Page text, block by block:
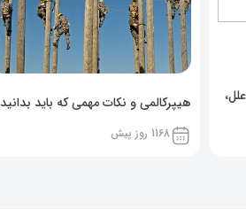
هیپرکالمی و نکات مهمی که باید بدانید
1168 روز پیش